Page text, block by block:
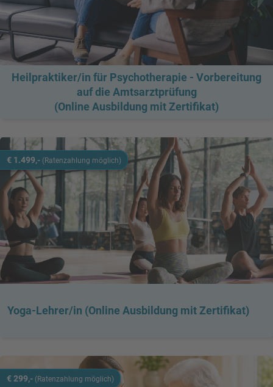
Heilpraktiker/in für Psychotherapie - Vorbereitung
auf die Amtsarztprüfung
(Online Ausbildung mit Zertifikat)
€ 1.499,- (Ratenzahlung möglich)
Yoga-Lehrer/in (Online Ausbildung mit Zertifikat)
€ 299,- (Ratenzahlung möglich)